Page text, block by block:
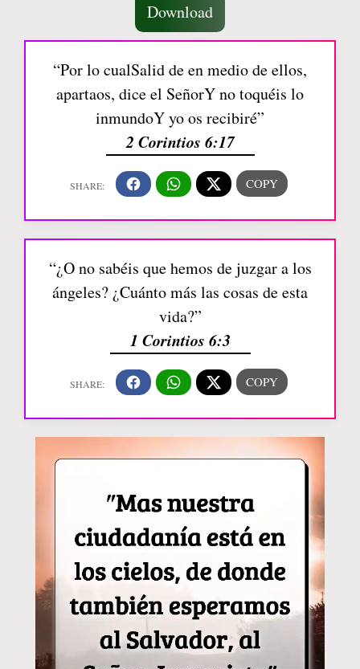
Download
“Por lo cualSalid de en medio de ellos,
apartaos, dice el SeñorY no toquéis lo
inmundoY yo os recibiré”
2 Corintios 6:17
“¿O no sabéis que hemos de juzgar a los
ángeles? ¿Cuánto más las cosas de esta
vida?”
1 Corintios 6:3